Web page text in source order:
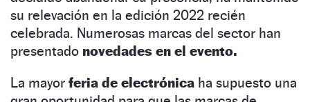
su relevación en la edición 2022 recién
celebrada. Numerosas marcas del sector han
presentado novedades en el evento.
La mayor feria de electrónica ha supuesto una